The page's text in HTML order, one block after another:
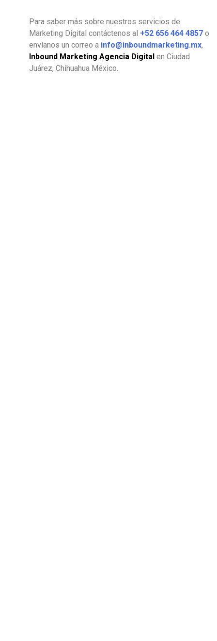
Para saber más sobre nuestros servicios de
Marketing Digital contáctenos al +52 656 464 4857 o
envíanos un correo a info@inboundmarketing.mx,
Inbound Marketing Agencia Digital en Ciudad
Juárez, Chihuahua México.